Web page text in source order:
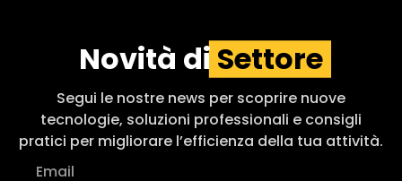
Novità di Settore
Segui le nostre news per scoprire nuove
tecnologie, soluzioni professionali e consigli
pratici per migliorare l’efficienza della tua attività.